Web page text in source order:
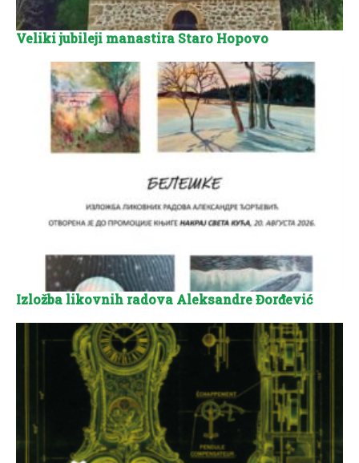
Veliki jubileji manastira Staro Hopovo
Izložba likovnih radova Aleksandre Đorđević